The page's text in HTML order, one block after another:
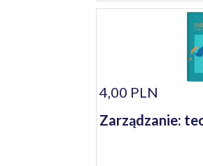
4,00 PLN
Zarządzanie: